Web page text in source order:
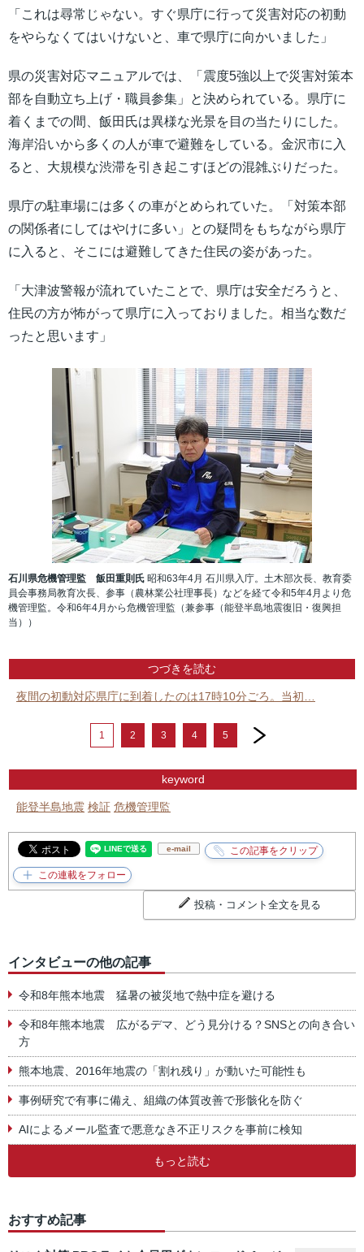
「これは尋常じゃない。すぐ県庁に行って災害対応の初動
をやらなくてはいけないと、車で県庁に向かいました」
県の災害対応マニュアルでは、「震度5強以上で災害対策本
部を自動立ち上げ・職員参集」と決められている。県庁に
着くまでの間、飯田氏は異様な光景を目の当たりにした。
海岸沿いから多くの人が車で避難をしている。金沢市に入
ると、大規模な渋滞を引き起こすほどの混雑ぶりだった。
県庁の駐車場には多くの車がとめられていた。「対策本部
の関係者にしてはやけに多い」との疑問をもちながら県庁
に入ると、そこには避難してきた住民の姿があった。
「大津波警報が流れていたことで、県庁は安全だろうと、
住民の方が怖がって県庁に入っておりました。相当な数だ
ったと思います」
石川県危機管理監 飯田重則氏 昭和63年4月 石川県入庁。土木部次長、教育委
員会事務局教育次長、参事（農林業公社理事長）などを経て令和5年4月より危
機管理監。令和6年4月から危機管理監（兼参事（能登半島地震復旧・復興担
当））
つづきを読む
夜間の初動対応県庁に到着したのは17時10分ごろ。当初…
1 2 3 4 5
next
keyword
能登半島地震 検証 危機管理監
e-mail
投稿・コメント全文を見る
インタビューの他の記事
令和8年熊本地震 猛暑の被災地で熱中症を避ける
令和8年熊本地震 広がるデマ、どう見分ける？SNSとの向き合い
方
熊本地震、2016年地震の「割れ残り」が動いた可能性も
事例研究で有事に備え、組織の体質改善で形骸化を防ぐ
AIによるメール監査で悪意なき不正リスクを事前に検知
もっと読む
おすすめ記事